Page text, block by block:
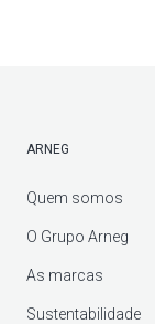
ARNEG
Quem somos
O Grupo Arneg
As marcas
Sustentabilidade